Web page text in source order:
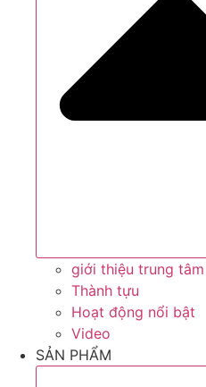
giới thiệu trung tâm
Thành tựu
Hoạt động nổi bật
Video
SẢN PHẨM